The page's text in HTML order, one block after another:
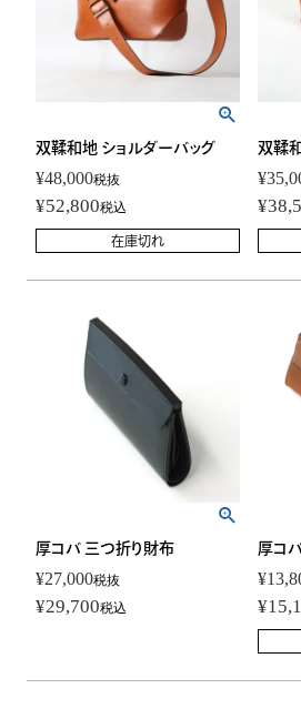
双鞣和地 ショルダーバッグ
¥48,000税抜
¥52,800税込
在庫切れ
双鞣
¥
¥
厚コバ 三つ折り財布
¥27,000税抜
¥29,700税込
厚コ
¥
¥